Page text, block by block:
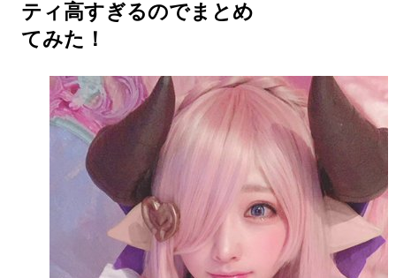
ティ高すぎるのでまとめ
てみた！